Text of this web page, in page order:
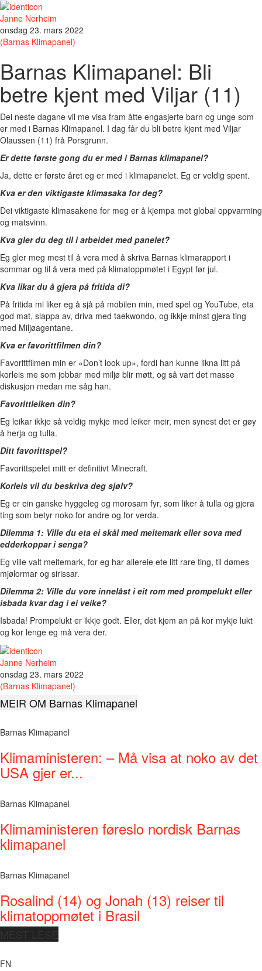
Janne Nerheim
onsdag 23. mars 2022
(Barnas Klimapanel)
Barnas Klimapanel: Bli
betre kjent med Viljar (11)
Dei neste dagane vil me visa fram åtte engasjerte barn og unge som
er med i Barnas Klimapanel. I dag får du bli betre kjent med Viljar
Olaussen (11) frå Porsgrunn.
Er dette første gong du er med i Barnas klimapanel?
Ja, dette er første året eg er med i klimapanelet. Eg er veldig spent.
Kva er den viktigaste klimasaka for deg?
Dei viktigaste klimasakene for meg er å kjempa mot global oppvarming
og matsvinn.
Kva gler du deg til i arbeidet med panelet?
Eg gler meg mest til å vera med å skriva Barnas klimarapport i
sommar og til å vera med på klimatoppmøtet i Egypt før jul.
Kva likar du å gjera på fritida di?
På fritida mi liker eg å sjå på mobilen min, med spel og YouTube, eta
god mat, slappa av, driva med taekwondo, og ikkje minst gjera ting
med Miljøagentane.
Kva er favorittfilmen din?
Favorittfilmen min er «Don’t look up», fordi han kunne likna litt på
korleis me som jobbar med miljø blir møtt, og så vart det masse
diskusjon medan me såg han.
Favorittleiken din?
Eg leikar ikkje så veldig mykje med leiker meir, men synest det er gøy
å herja og tulla.
Ditt favorittspel?
Favorittspelet mitt er definitivt Minecraft.
Korleis vil du beskriva deg sjølv?
Eg er ein ganske hyggeleg og morosam fyr, som liker å tulla og gjera
ting som betyr noko for andre og for verda.
Dilemma 1: Ville du eta ei skål med meitemark eller sova med
edderkoppar i senga?
Eg ville valt meitemark, for eg har allereie ete litt rare ting, til dømes
mjølormar og sirissar.
Dilemma 2: Ville du vore innelåst i eit rom med prompelukt eller
isbada kvar dag i ei veike?
Isbada! Prompelukt er ikkje godt. Eller, det kjem an på kor mykje lukt
og kor lenge eg må vera der.
Janne Nerheim
onsdag 23. mars 2022
(Barnas Klimapanel)
MEIR OM Barnas Klimapanel
Barnas Klimapanel
Klimaministeren: – Må visa at noko av det
USA gjer er...
Barnas Klimapanel
Klimaministeren føreslo nordisk Barnas
klimapanel
Barnas Klimapanel
Rosalind (14) og Jonah (13) reiser til
klimatoppmøtet i Brasil
FN